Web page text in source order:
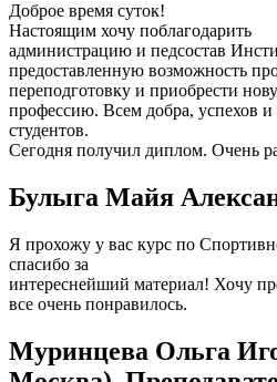
Доброе время суток!
Настоящим хочу поблагодарить
администрацию и педсостав
предоставленную возможность
переподготовку и приобрести
профессию. Всем добра, успехов
студентов.
Сегодня получил диплом. Очень
Булыга Майя
Я прохожу у вас курс по
спасибо за
интереснейший материал! Хочу
все очень понравилось.
Муринцева Ольга